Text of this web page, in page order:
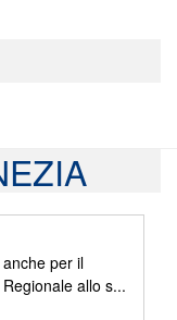
per il
allo s...